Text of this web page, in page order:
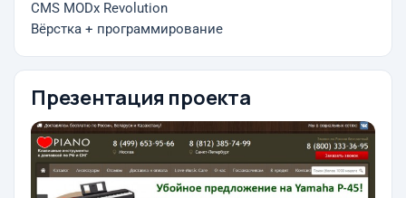
CMS MODx Revolution
Вёрстка + программирование
Презентация проекта